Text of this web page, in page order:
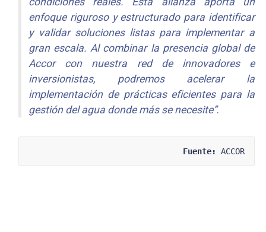
enfoque riguroso y estructurado para identificar
y validar soluciones listas para implementar a
gran escala. Al combinar la presencia global de
Accor con nuestra red de innovadores e
inversionistas, podremos acelerar la
implementación de prácticas eficientes para la
gestión del agua donde más se necesite”.
Fuente: ACCOR